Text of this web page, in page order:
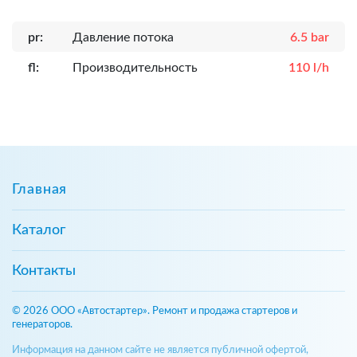
pr: Давление потока 6.5 bar
fl: Производительность 110 l/h
Главная
Каталог
Контакты
© 2026 ООО «Автостартер». Ремонт и продажа стартеров и
генераторов.
Информация на данном сайте не является публичной офертой,